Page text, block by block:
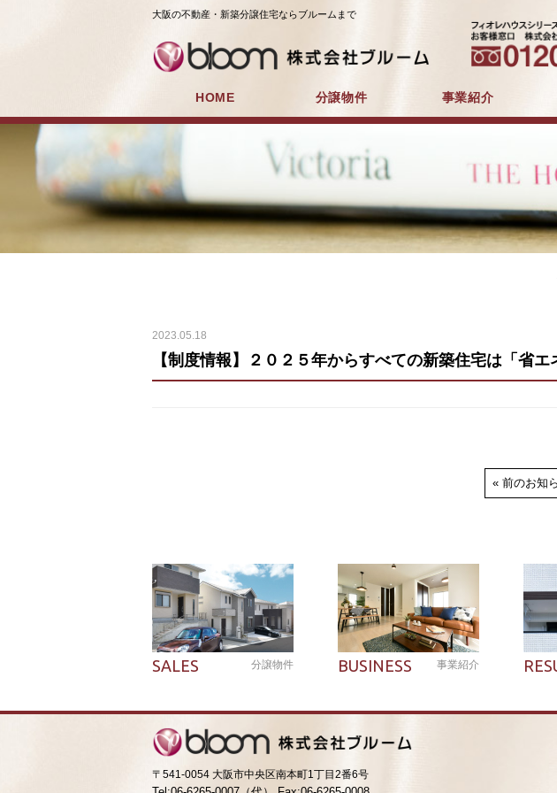
大阪の不動産・新築分譲住宅ならブルームまで
HOME 分譲物件 事業紹介
2023.05.18
【制度情報】２０２５年からすべての新築住宅は「省
前のお知
SALES 分譲物件 BUSINESS 事業紹介
〒541-0054 大阪市中央区南本町1丁目2番6号